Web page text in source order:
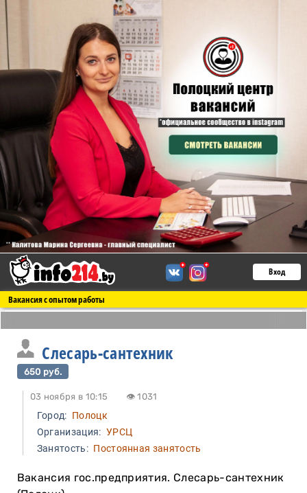
Вход
Вакансия с опытом работы
Слесарь-сантехник
650 руб.
03 ноября в 10:15 👁 1031
Город: Полоцк
Организация: УРСЦ
Занятость:Постоянная занятость
Вакансия гос.предприятия. Слесарь-сантехник